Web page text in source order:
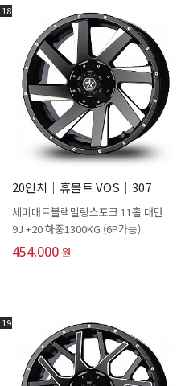
18
20인치│휴볼트 VOS│307
세미매트블랙밀링스포크 11홀 대만
9J +20 하중1300KG (6P가능)
454,000 원
19